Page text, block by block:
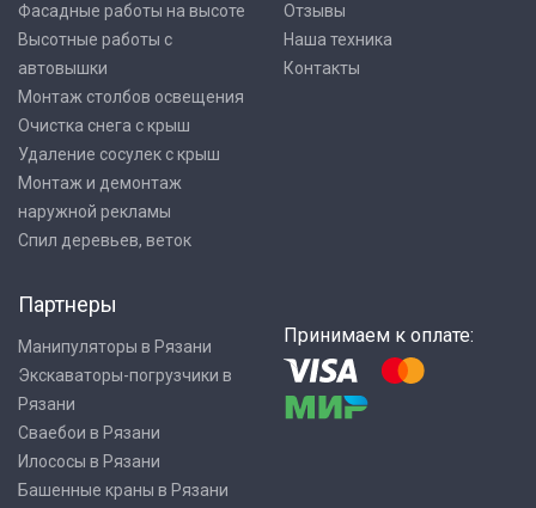
Фасадные работы на высоте
Высотные работы с
автовышки
Монтаж столбов освещения
Очистка снега с крыш
Удаление сосулек с крыш
Монтаж и демонтаж
наружной рекламы
Спил деревьев, веток
Отзывы
Наша техника
Контакты
Партнеры
Манипуляторы в Рязани
Экскаваторы-погрузчики в
Рязани
Сваебои в Рязани
Илососы в Рязани
Башенные краны в Рязани
Принимаем к оплате: